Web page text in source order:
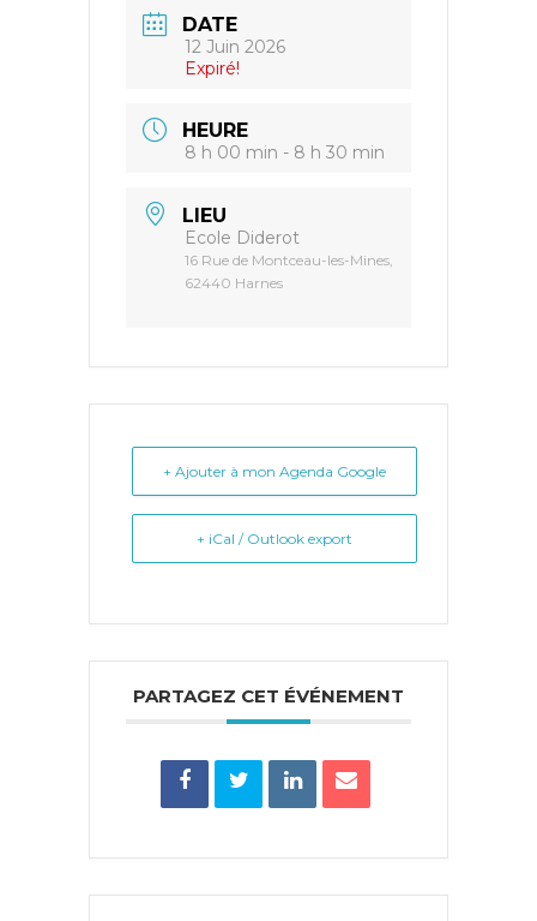
DATE
12 Juin 2026
Expiré!
HEURE
8 h 00 min - 8 h 30 min
LIEU
Ecole Diderot
16 Rue de Montceau-les-Mines,
62440 Harnes
+ Ajouter à mon Agenda Google
+ iCal / Outlook export
PARTAGEZ CET ÉVÉNEMENT